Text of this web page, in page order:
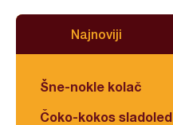
Najnoviji
Šne-nokle kolač
Čoko-kokos sladoled